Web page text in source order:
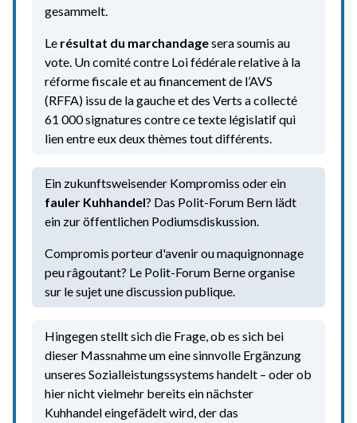
gesammelt.
Le résultat du marchandagesera soumis au
vote. Un comité contre Loi fédérale relative à la
réforme fiscale et au financement de l’AVS
(RFFA) issu de la gauche et des Verts a collecté
61 000 signatures contre ce texte législatif qui
lien entre eux deux thèmes tout différents.
Ein zukunftsweisender Kompromiss oder ein
fauler Kuhhandel? Das Polit-Forum Bern lädt
ein zur öffentlichen Podiumsdiskussion.
Compromis porteur d'avenir ou maquignonnage
peu râgoutant? Le Polit-Forum Berne organise
sur le sujet une discussion publique.
Hingegen stellt sich die Frage, ob es sich bei
dieser Massnahme um eine sinnvolle Ergänzung
unseres Sozialleistungssystems handelt – oder ob
hier nicht vielmehr bereits ein nächster
Kuhhandel eingefädelt wird, der das